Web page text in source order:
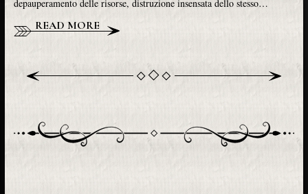
depauperamento delle risorse, distruzione insensata dello stesso…
READ MORE